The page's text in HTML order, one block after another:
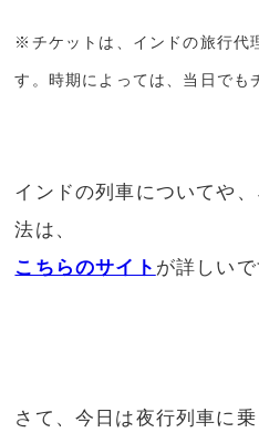
※チケットは、インドの旅行代
す。時期によっては、当日でも
インドの列車についてや
法は、
こちらのサイト が詳しい
さて、今日は夜行列車に